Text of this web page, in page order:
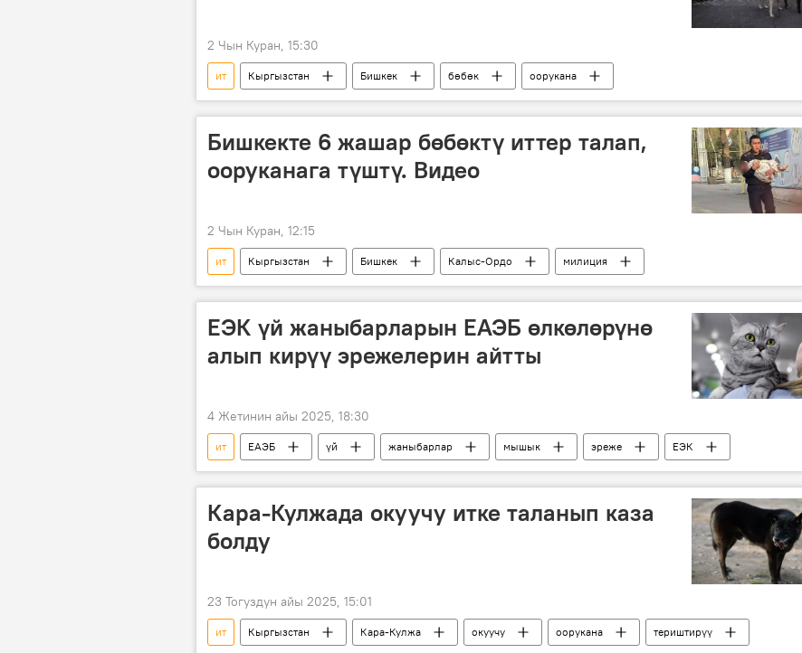
2 Чын Куран, 15:30
ит Кыргызстан Бишкек бөбөк оорукана
Бишкекте 6 жашар бөбөктү иттер талап,
ооруканага түштү. Видео
2 Чын Куран, 12:15
ит Кыргызстан Бишкек Калыс-Ордо милиция
ЕЭК үй жаныбарларын ЕАЭБ өлкөлөрүнө
алып кирүү эрежелерин айтты
4 Жетинин айы 2025, 18:30
ит ЕАЭБ үй жаныбарлар мышык эреже ЕЭК
Кара-Кулжада окуучу итке таланып каза
болду
23 Тогуздун айы 2025, 15:01
ит Кыргызстан Кара-Кулжа окуучу оорукана териштирүү